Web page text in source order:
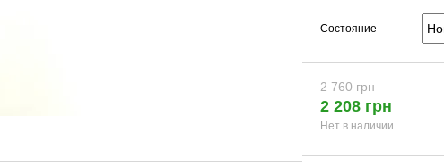
Состояние
2 760 грн
2 208 грн
Нет в наличии